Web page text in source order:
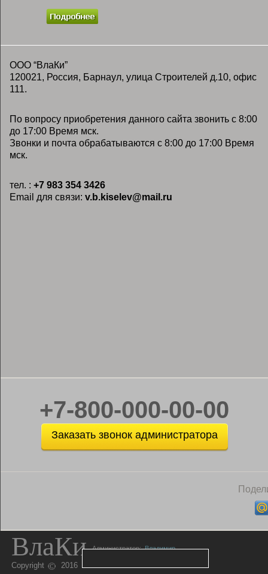
ООО “ВлаКи”
120021, Россия, Барнаул, улица Строителей д.10, офис
111.
По вопросу приобретения данного сайта звонить с 8:00
до 17:00 Время мск.
Звонки и почта обрабатываются с 8:00 до 17:00 Время
мск.
тел. : +7 983 354 3426
Email для связи: v.b.kiselev@mail.ru
+7-800-000-00-00
Заказать звонок администратора
Copyright 2016
ВлаКи Администратор:Владимир